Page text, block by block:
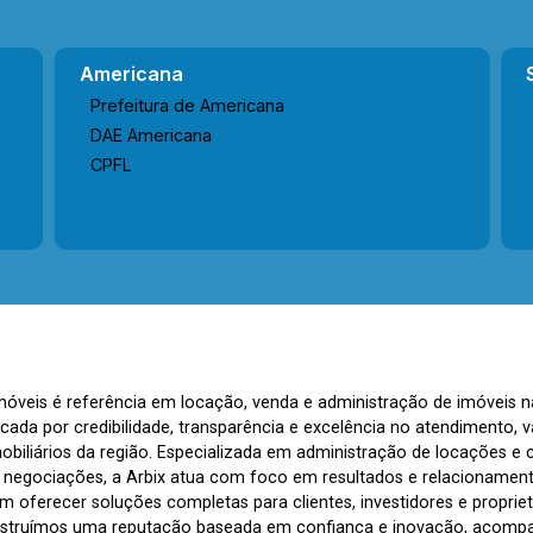
Americana
Prefeitura de Americana
DAE Americana
CPFL
é referência em locação, venda e administração de imóveis
por credibilidade, transparência e excelência no
da região. Especializada em administração de locações
a Arbix atua com foco em resultados e
oferecer soluções completas para clientes, investidores e
uma reputação baseada em confiança e inovação,